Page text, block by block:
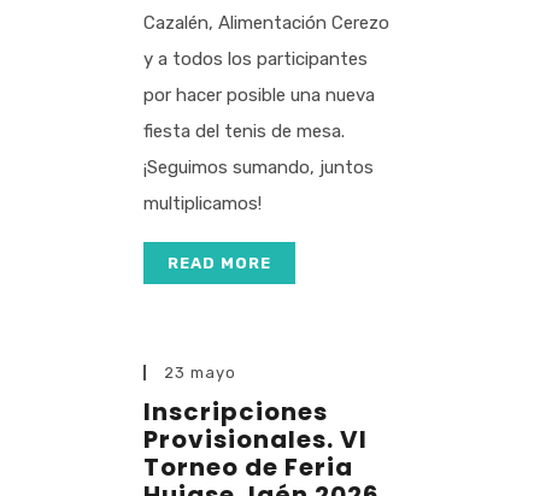
Cazalén, Alimentación Cerezo
y a todos los participantes
por hacer posible una nueva
fiesta del tenis de mesa.
¡Seguimos sumando, juntos
multiplicamos!
READ MORE
23 mayo
Inscripciones
Provisionales. VI
Torneo de Feria